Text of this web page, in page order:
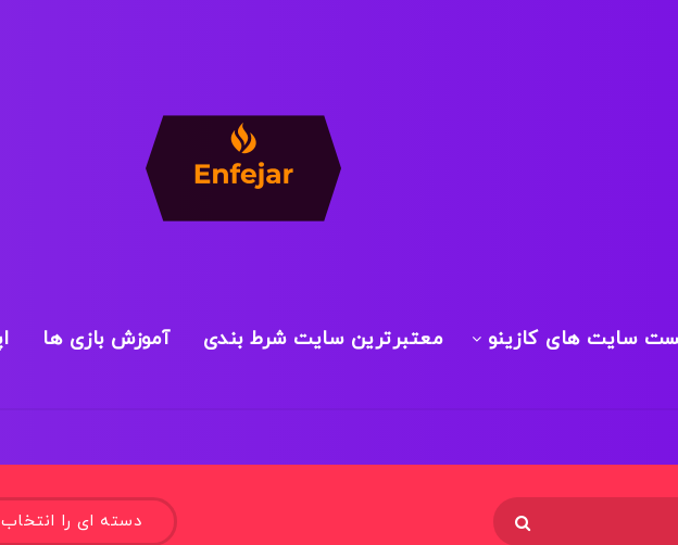
سایت های کازینو معتبرترین سایت شرط بندی آموزش بازی ها
دسته ای را